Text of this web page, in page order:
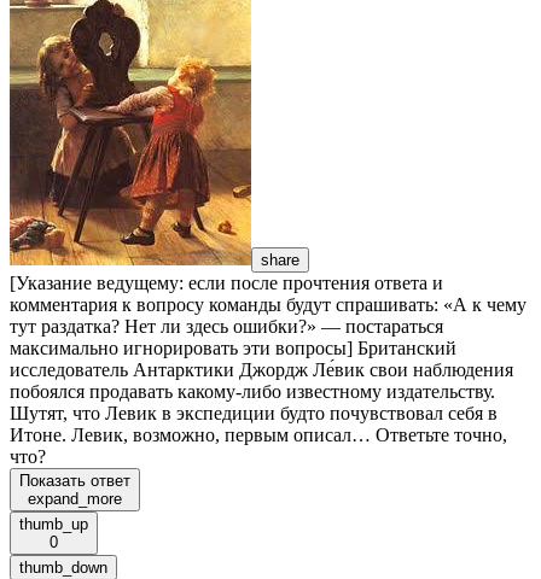
share
[Указание ведущему: если после прочтения ответа и
комментария к вопросу команды будут спрашивать: «А к чему
тут раздатка? Нет ли здесь ошибки?» — постараться
максимально игнорировать эти вопросы] Британский
исследователь Антарктики Джордж Ле́вик свои наблюдения
побоялся продавать какому-либо известному издательству.
Шутят, что Левик в экспедиции будто почувствовал себя в
Итоне. Левик, возможно, первым описал… Ответьте точно,
что?
Показать ответ
expand_more
thumb_up
0
thumb_down